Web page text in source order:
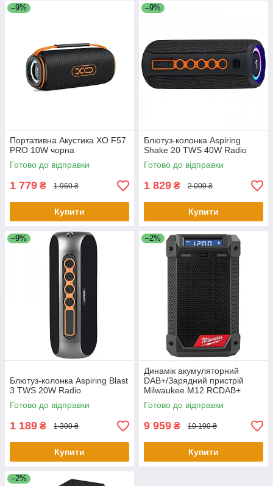
–9%
Портативна Акустика XO F57
PRO 10W чорна
Готово до відправки
1 779 ₴ 1 960 ₴
Купити
–9%
Блютуз-колонка Aspiring
Shake 20 TWS 40W Radio
Готово до відправки
1 829 ₴ 2 000 ₴
Купити
–9%
Блютуз-колонка Aspiring Blast
3 TWS 20W Radio
Готово до відправки
1 189 ₴ 1 300 ₴
Купити
–2%
Динамік акумуляторний
DAB+/Зарядний пристрій
Milwaukee M12 RCDAB+
4933472114 (без
акумулятору та зарядного
Готово до відправки
9 959 ₴ 10 190 ₴
Купити
–2%